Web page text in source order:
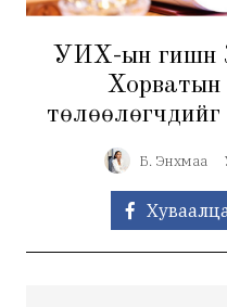
УИХ-ын
Хорватын
төлөөлөгчдийг
Б. Энхмаа